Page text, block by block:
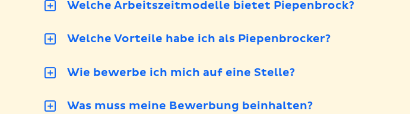
Welche Arbeitszeitmodelle bietet Piepenbrock?
Welche Vorteile habe ich als Piepenbrocker?
Wie bewerbe ich mich auf eine Stelle?
Was muss meine Bewerbung beinhalten?